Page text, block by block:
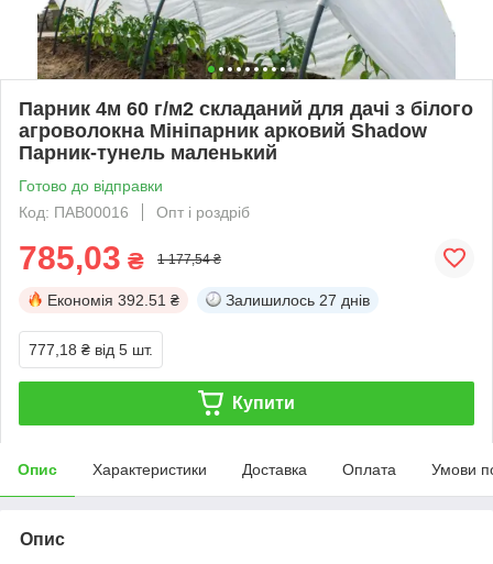
Парник 4м 60 г/м2 складаний для дачі з білого
агроволокна Мініпарник арковий Shadow
Парник-тунель маленький
Готово до відправки
Код: ПАВ00016
Опт і роздріб
785,03 ₴ 1 177,54 ₴
Економія 392.51 ₴ Залишилось 27 днів
777,18 ₴ від 5 шт.
Купити
Опис Характеристики Доставка Оплата Умови
Опис